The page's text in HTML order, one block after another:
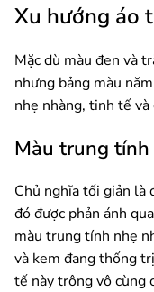
Xu hướng áo
Mặc dù màu đen và
nhưng bảng màu
nhẹ nhàng, tinh tế
Màu trung
Chủ nghĩa tối giản là
đó được phản ánh
màu trung tính nhẹ
và kem đang thống
tế này trông vô cùng